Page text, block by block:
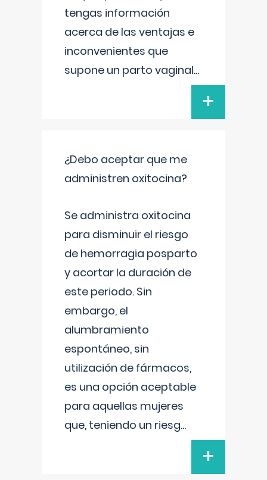
tengas información
acerca de las ventajas e
inconvenientes que
supone un parto vaginal...
+
¿Debo aceptar que me
administren oxitocina?
Se administra oxitocina
para disminuir el riesgo
de hemorragia posparto
y acortar la duración de
este periodo. Sin
embargo, el
alumbramiento
espontáneo, sin
utilización de fármacos,
es una opción aceptable
para aquellas mujeres
que, teniendo un riesg...
+